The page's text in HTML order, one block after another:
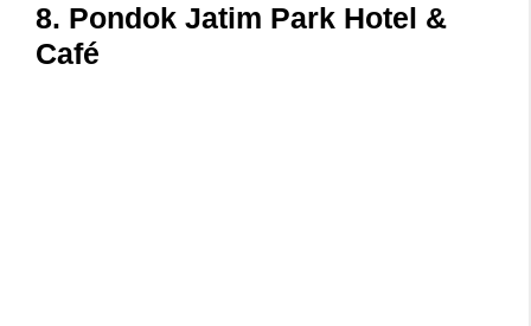
8. Pondok Jatim Park Hotel &
Café